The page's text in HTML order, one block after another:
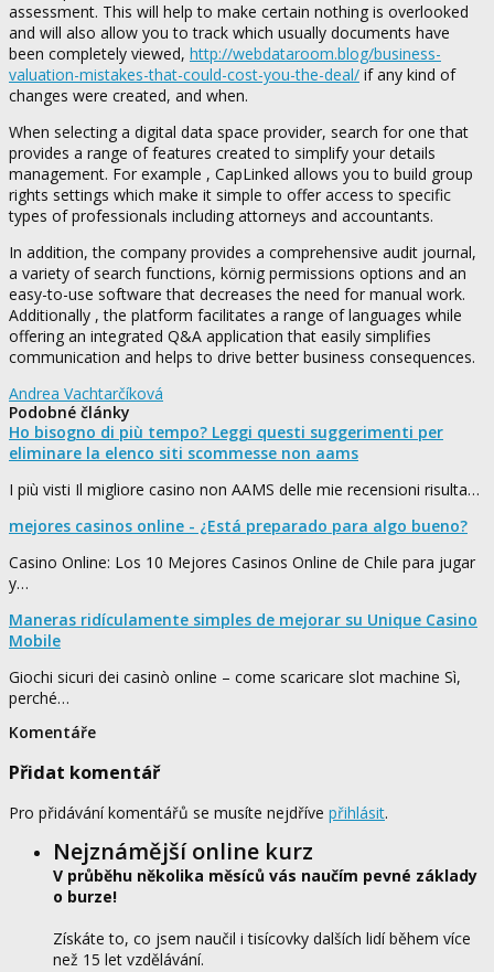
assessment. This will help to make certain nothing is overlooked
and will also allow you to track which usually documents have
been completely viewed, http://webdataroom.blog/business-
valuation-mistakes-that-could-cost-you-the-deal/ if any kind of
changes were created, and when.
When selecting a digital data space provider, search for one that
provides a range of features created to simplify your details
management. For example , CapLinked allows you to build group
rights settings which make it simple to offer access to specific
types of professionals including attorneys and accountants.
In addition, the company provides a comprehensive audit journal,
a variety of search functions, körnig permissions options and an
easy-to-use software that decreases the need for manual work.
Additionally , the platform facilitates a range of languages while
offering an integrated Q&A application that easily simplifies
communication and helps to drive better business consequences.
Andrea Vachtarčíková
Podobné články
Ho bisogno di più tempo? Leggi questi suggerimenti per
eliminare la elenco siti scommesse non aams
I più visti Il migliore casino non AAMS delle mie recensioni risulta…
mejores casinos online - ¿Está preparado para algo bueno?
Casino Online: Los 10 Mejores Casinos Online de Chile para jugar
y…
Maneras ridículamente simples de mejorar su Unique Casino
Mobile
Giochi sicuri dei casinò online – come scaricare slot machine Sì,
perché…
Komentáře
Přidat komentář
Pro přidávání komentářů se musíte nejdříve přihlásit.
Nejznámější online kurz
V průběhu několika měsíců vás naučím pevné základy
o burze!
Získáte to, co jsem naučil i tisícovky dalších lidí během více
než 15 let vzdělávání.